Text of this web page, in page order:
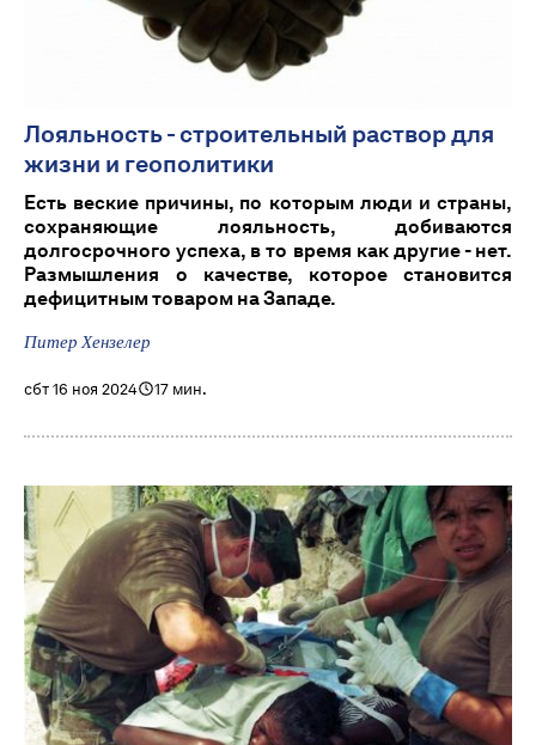
Лояльность - строительный раствор для
жизни и геополитики
Есть веские причины, по которым люди и страны,
сохраняющие лояльность, добиваются
долгосрочного успеха, в то время как другие - нет.
Размышления о качестве, которое становится
дефицитным товаром на Западе.
Питер Хензелер
сбт 16 ноя 2024 17 мин.